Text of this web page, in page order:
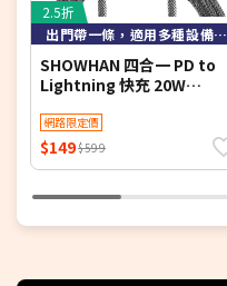
2.5折
出門帶一條，適用多種設備iPhone/Type-C，超強兼容性
SHOWHAN 四合一 PD to
Lightning 快充 20W
PD快充線-1M(簡訊)
網路限定價
$149$599